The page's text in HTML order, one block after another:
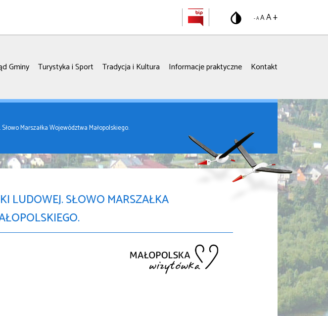
- A AA +
Gminy Turystyka i Sport Tradycja i Kultura Informacje praktyczne Kontakt
Marszałka Województwa Małopolskiego.
LUDOWEJ. SŁOWO MARSZAŁKA